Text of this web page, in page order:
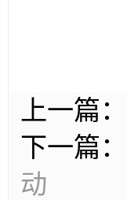
上一篇：
下一篇：
动